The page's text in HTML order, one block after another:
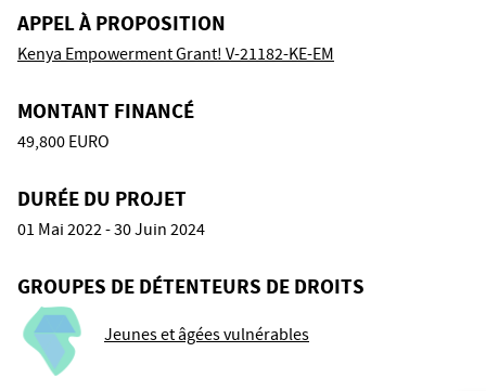
APPEL À PROPOSITION
Kenya Empowerment Grant! V-21182-KE-EM
MONTANT FINANCÉ
49,800 EURO
DURÉE DU PROJET
01 Mai 2022 - 30 Juin 2024
GROUPES DE DÉTENTEURS DE DROITS
Jeunes et âgées vulnérables